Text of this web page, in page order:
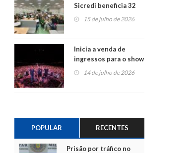
Sicredi beneficia 32
projetos em
Montenegro
15 de julho de 2026
Inicia a venda de
ingressos para o show
do Jota Quest nos 45
14 de julho de 2026
POPULAR RECENTES
Prisão por tráfico no